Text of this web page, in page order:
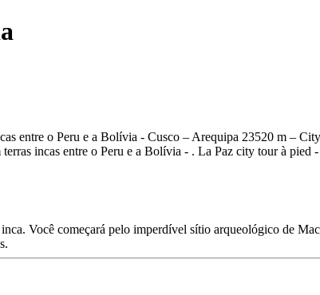
Você começará pelo imperdível sítio arqueológico de